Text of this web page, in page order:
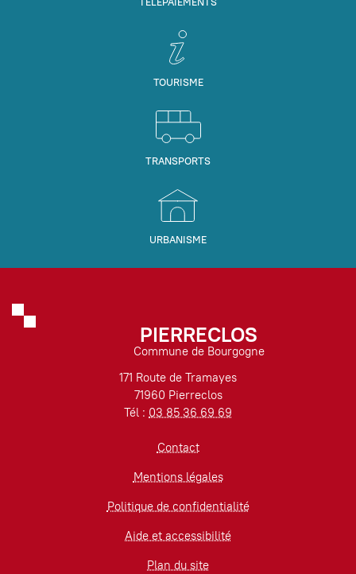
TOURISME
TRANSPORTS
URBANISME
PIERRECLOS
Commune de Bourgogne
171 Route de Tramayes
71960 Pierreclos
Tél : 03 85 36 69 69
Contact
Mentions légales
Politique de confidentialité
Aide et accessibilité
Plan du site